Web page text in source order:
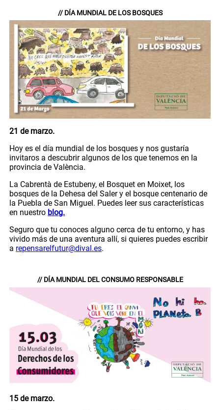
// DÍA MUNDIAL DE LOS BOSQUES
21 de marzo.
Hoy es el día mundial de los bosques y nos gustaría
invitaros a descubrir algunos de los que tenemos en la
provincia de València.
La Cabrentà de Estubeny, el Bosquet en Moixet, los
bosques de la Dehesa del Saler y el bosque centenario de
la Puebla de San Miguel. Puedes leer sus características
en nuestro blog.
Seguro que tu conoces alguno cerca de tu entorno, y has
vivido más de una aventura allí, si quieres puedes escribir
a repensarelfutur@dival.es.
// DÍA MUNDIAL DEL CONSUMO RESPONSABLE
15 de marzo.